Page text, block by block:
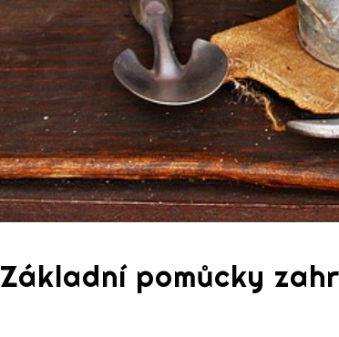
Základní pomůcky